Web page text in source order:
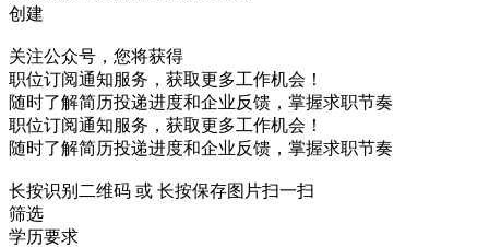
创建
关注公众号，您将获得
职位订阅通知服务，获取更多工作机会！
随时了解简历投递进度和企业反馈，掌握求职节奏
职位订阅通知服务，获取更多工作机会！
随时了解简历投递进度和企业反馈，掌握求职节奏
长按识别二维码 或 长按保存图片扫一扫
筛选
学历要求